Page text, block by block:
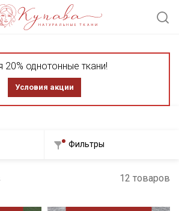
20% однотонные ткани!
Условия акции
Фильтры
12 товаров